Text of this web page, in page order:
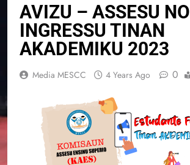
AVIZU – ASSESU NO
INGRESSU TINAN
AKADEMIKU 2023
Media MESCC 4 Years Ago 0